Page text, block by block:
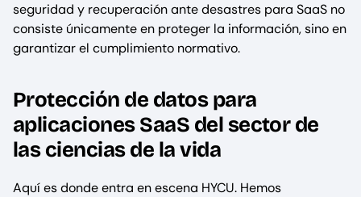
seguridad y recuperación ante desastres para SaaS no
consiste únicamente en proteger la información, sino en
garantizar el cumplimiento normativo.
Protección de datos para
aplicaciones SaaS del sector de
las ciencias de la vida
Aquí es donde entra en escena HYCU. Hemos